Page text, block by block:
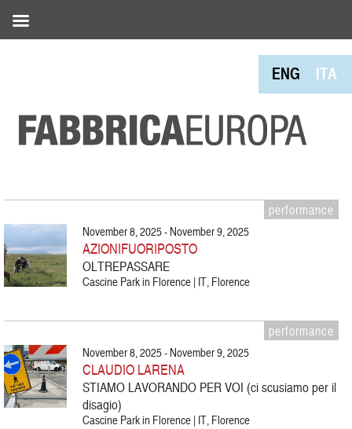
ENG ITA
performance
November 8, 2025 - November 9, 2025
AZIONIFUORIPOSTO
OLTREPASSARE
Cascine Park in Florence | IT, Florence
performance
November 8, 2025 - November 9, 2025
CLAUDIO LARENA
STIAMO LAVORANDO PER VOI (ci scusiamo per il
disagio)
Cascine Park in Florence | IT, Florence